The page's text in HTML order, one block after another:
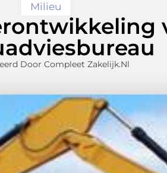
Milieu
Door Compleet Zakelijk.nl